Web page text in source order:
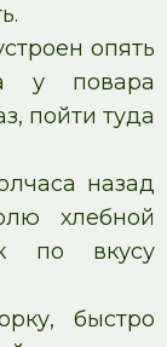
опять
у повара
пойти туда
назад
хлебной
по вкусу
быстро